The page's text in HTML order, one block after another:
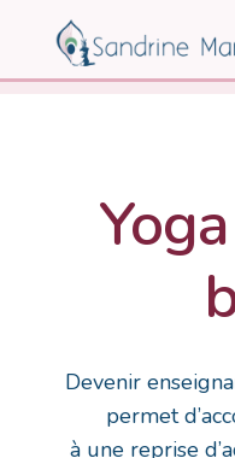
Devenir
permet
à une reprise